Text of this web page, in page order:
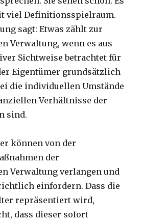
viel Definitionsspielraum.
sagt: Etwas zählt zur
Verwaltung, wenn es aus
Sichtweise betrachtet für
Eigentümer grundsätzlich
die individuellen Umstände
Verhältnisse der
sind.
können von der
der
Verwaltung verlangen und
einfordern. Dass die
repräsentiert wird,
dass dieser sofort